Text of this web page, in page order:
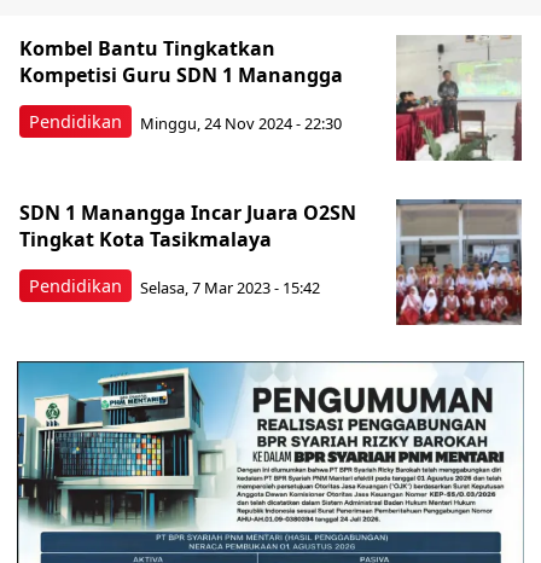
Pendidikan
Kombel Bantu Tingkatkan
Kompetisi Guru SDN 1 Manangga
Minggu, 24 Nov 2024 - 22:30
Pendidikan
SDN 1 Manangga Incar Juara O2SN
Tingkat Kota Tasikmalaya
Selasa, 7 Mar 2023 - 15:42